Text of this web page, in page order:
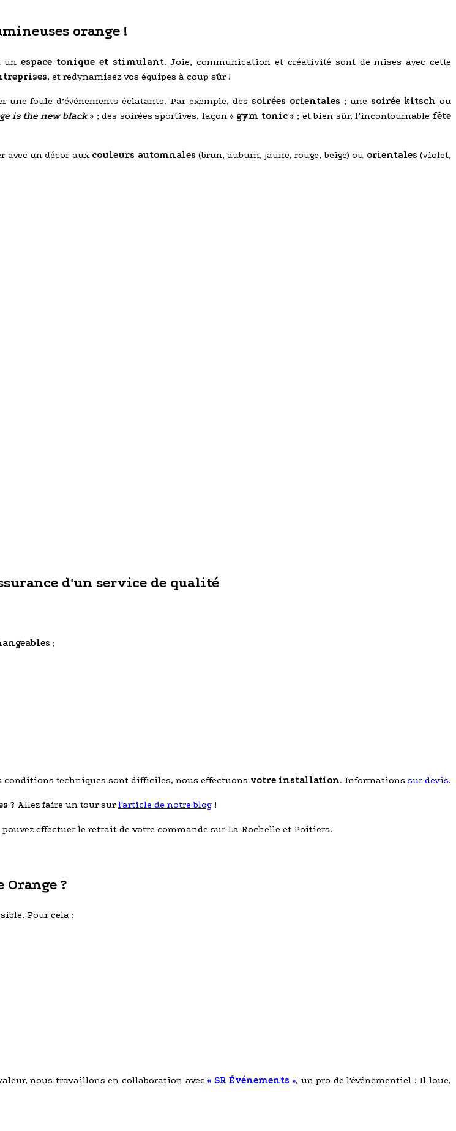
orange !
unespace tonique et stimulant. Joie, communication et créativité sont de mises avec cette
, et redynamisez vos équipes à coup sûr !
une foule d’événements éclatants. Par exemple, des soirées orientales ; une soirée kitschou
is the new black»; des soirées sportives, façon « gym tonic » ; et bien sûr, l’incontournable fête
avec un décor aux couleurs automnales (brun, auburn, jaune, rouge, beige) ou orientales (violet,
d'un service de qualité
;
conditions techniques sont difficiles, nous effectuons votre installation. Informations sur devis.
? Allez faire un tour surl'article de notre blog !
effectuer le retrait de votre commande sur La Rochelle et Poitiers.
?
Pour cela :
nous travaillons en collaboration avec« SR Événements », un pro de l'événementiel ! Il loue,